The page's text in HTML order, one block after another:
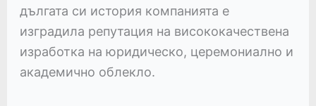
дългата си история компанията е
изградила репутация на висококачествена
изработка на юридическо, церемониално и
академично облекло.